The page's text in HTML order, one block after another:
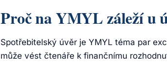
Proč na YMYL záleží u
Spotřebitelský úvěr je YMYL téma par
může vést čtenáře k finančnímu